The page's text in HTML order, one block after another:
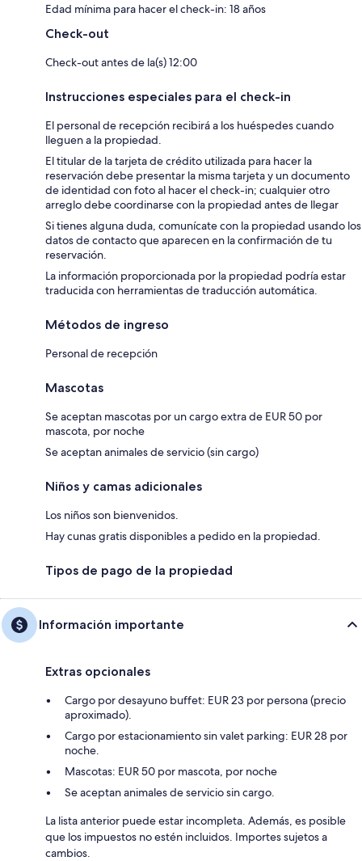
Edad mínima para hacer el check-in: 18 años
Check-out
Check-out antes de la(s) 12:00
Instrucciones especiales para el check-in
El personal de recepción recibirá a los huéspedes cuando
lleguen a la propiedad.
El titular de la tarjeta de crédito utilizada para hacer la
reservación debe presentar la misma tarjeta y un documento
de identidad con foto al hacer el check-in; cualquier otro
arreglo debe coordinarse con la propiedad antes de llegar
Si tienes alguna duda, comunícate con la propiedad usando los
datos de contacto que aparecen en la confirmación de tu
reservación.
La información proporcionada por la propiedad podría estar
traducida con herramientas de traducción automática.
Métodos de ingreso
Personal de recepción
Mascotas
Se aceptan mascotas por un cargo extra de EUR 50 por
mascota, por noche
Se aceptan animales de servicio (sin cargo)
Niños y camas adicionales
Los niños son bienvenidos.
Hay cunas gratis disponibles a pedido en la propiedad.
Tipos de pago de la propiedad
Información importante
Extras opcionales
Cargo por desayuno buffet: EUR 23 por persona (precio
aproximado).
Cargo por estacionamiento sin valet parking: EUR 28 por
noche.
Mascotas: EUR 50 por mascota, por noche
Se aceptan animales de servicio sin cargo.
La lista anterior puede estar incompleta. Además, es posible
que los impuestos no estén incluidos. Importes sujetos a
cambios.